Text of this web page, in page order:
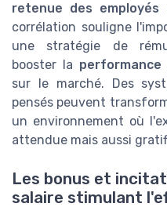
retenue des employés
corrélation souligne
une stratégie de
booster la performance
sur le marché. Des
pensés peuvent
un environnement où
attendue mais aussi
Les bonus et
salaire stimulant